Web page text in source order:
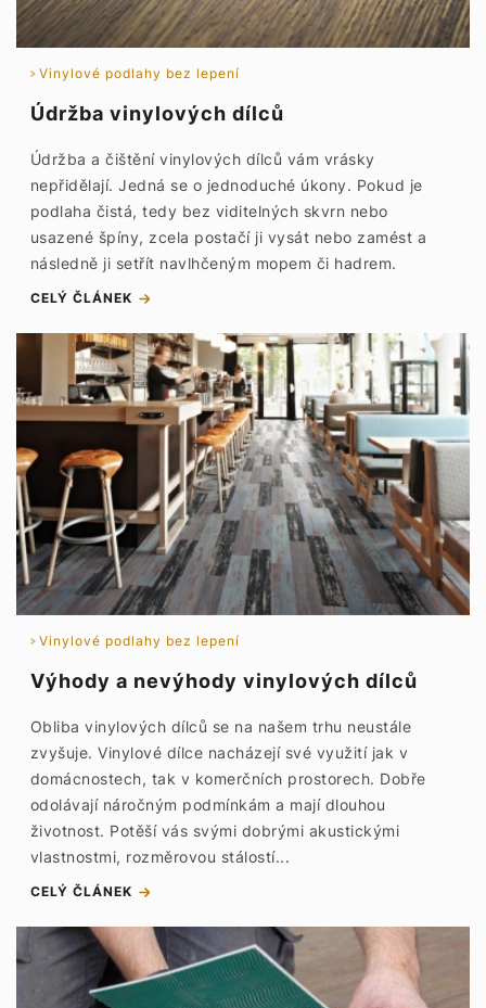
Vinylové podlahy bez lepení
Údržba vinylových dílců
Údržba a čištění vinylových dílců vám vrásky
nepřidělají. Jedná se o jednoduché úkony. Pokud je
podlaha čistá, tedy bez viditelných skvrn nebo
usazené špíny, zcela postačí ji vysát nebo zamést a
následně ji setřít navlhčeným mopem či hadrem.
CELÝ ČLÁNEK
Vinylové podlahy bez lepení
Výhody a nevýhody vinylových dílců
Obliba vinylových dílců se na našem trhu neustále
zvyšuje. Vinylové dílce nacházejí své využití jak v
domácnostech, tak v komerčních prostorech. Dobře
odolávají náročným podmínkám a mají dlouhou
životnost. Potěší vás svými dobrými akustickými
vlastnostmi, rozměrovou stálostí...
CELÝ ČLÁNEK